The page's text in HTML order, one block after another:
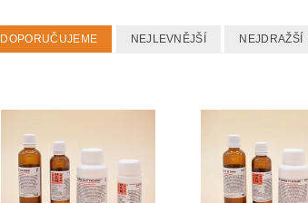
DOPORUČUJEME NEJLEVNĚJŠÍ NEJDRAŽŠÍ